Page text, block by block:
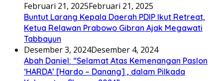
Februari 21, 2025Februari 21, 2025
Buntut Larang Kepala Daerah PDIP Ikut Retreat,
Ketua Relawan Prabowo Gibran Ajak Megawati
Tabbayun
Desember 3, 2024Desember 4, 2024
Abah Daniel: “Selamat Atas Kemenangan Paslon
‘HARDA’ [Hardo – Danang] , dalam Pilkada